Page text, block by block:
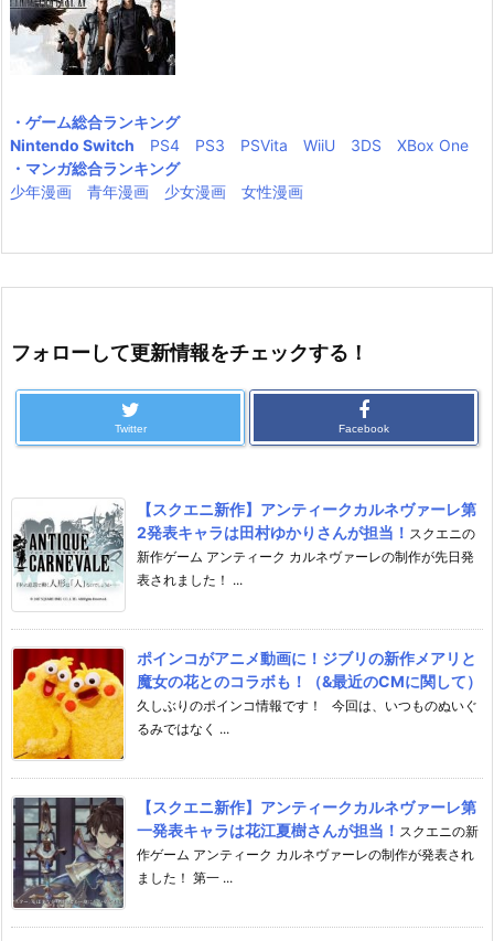
・ゲーム総合ランキング
Nintendo Switch
PS4 PS3 PSVita WiiU 3DS
XBox One
・マンガ総合ランキング
少年漫画
青年漫画 少女漫画 女性漫画
フォローして更新情報をチェックする！
Twitter Facebook
【スクエニ新作】アンティークカルネヴァーレ第
2発表キャラは田村ゆかりさんが担当！ スクエニの
新作ゲーム アンティーク カルネヴァーレの制作が先日発
表されました！ ...
ポインコがアニメ動画に！ジブリの新作メアリと
魔女の花とのコラボも！（&最近のCMに関して）
久しぶりのポインコ情報です！ 今回は、いつものぬいぐ
るみではなく ...
【スクエニ新作】アンティークカルネヴァーレ第
一発表キャラは花江夏樹さんが担当！ スクエニの新
作ゲーム アンティーク カルネヴァーレの制作が発表され
ました！ 第一 ...